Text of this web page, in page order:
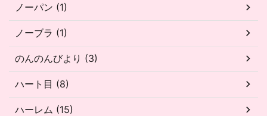
ノーパン (1)
ノーブラ (1)
のんのんびより (3)
ハート目 (8)
ハーレム (15)